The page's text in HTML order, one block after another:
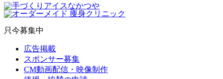
只今募集中
広告掲載
スポンサー募集
CM動画配信・映像制作